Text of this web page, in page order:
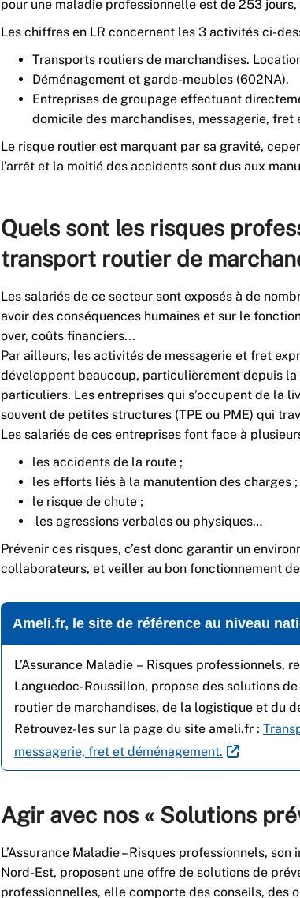
pour une maladie professionnelle est de 253
Les chiffres en LR concernent les 3 activités ci-
Transports routiers de marchandises.
Déménagement et garde-meubles (602NA).
Entreprises de groupage effectuant
domicile des marchandises, messagerie, fret
Le risque routier est marquant par sa gravité,
l’arrêt et la moitié des accidents sont dus aux
Quels sont les risques
transport routier de
Les salariés de ce secteur sont exposés à de
avoir des conséquences humaines et sur le
over, coûts financiers...
Par ailleurs, les activités de messagerie et fret
développent beaucoup, particulièrement depuis
particuliers. Les entreprises qui s’occupent de la
souvent de petites structures (TPE ou PME) qui
Les salariés de ces entreprises font face à
les accidents de la route ;
les efforts liés à la manutention des charges ;
le risque de chute ;
les agressions verbales ou physiques…
Prévenir ces risques, c’est donc garantir un
collaborateurs, et veiller au bon fonctionnement
Ameli.fr, le site de référence au niveau
L’Assurance Maladie – Risques professionnels,
Languedoc-Roussillon, propose des solutions
routier de marchandises, de la logistique et du
Retrouvez-les sur la page du site ameli.fr :
messagerie, fret et déménagement.
Agir avec nos « Solutions
L’Assurance Maladie – Risques professionnels,
Nord-Est, proposent une offre de solutions de
professionnelles, elle comporte des conseils, des